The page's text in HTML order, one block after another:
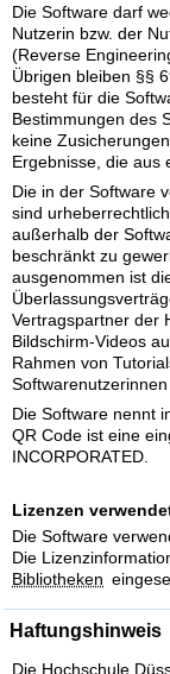
Die Software darf
Nutzerin bzw. der
(Reverse
Übrigen bleiben §§
besteht für die
Bestimmungen des
keine
Ergebnisse, die aus
Die in der Software
sind
außerhalb der
beschränkt zu
ausgenommen ist
Vertragspartner der
Bildschirm-Videos
Rahmen von
Die Software nennt
QR Code ist eine
INCORPORATED.
Lizenzen
Die Software
Die
Bibliotheken
Haftungshinweis
Die Hochschule